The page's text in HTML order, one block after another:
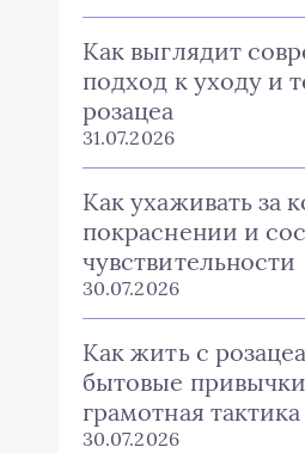
Как выглядит
подход к уходу и
розацеа
31.07.2026
Как ухаживать за
покраснении и
чувствительности
30.07.2026
Как жить с
бытовые
грамотная тактика
30.07.2026